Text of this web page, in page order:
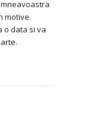
motive
o data si va